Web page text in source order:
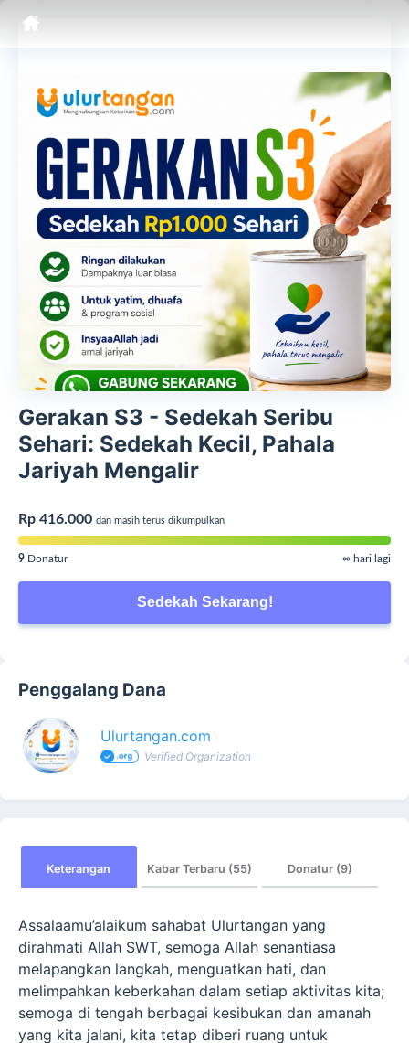
Gerakan S3 - Sedekah Seribu
Sehari: Sedekah Kecil, Pahala
Jariyah Mengalir
Rp 416.000 dan masih terus dikumpulkan
9 Donatur ∞ hari lagi
Sedekah Sekarang!
Penggalang Dana
Ulurtangan.com
Verified Organization
Keterangan Kabar Terbaru (55) Donatur (9)
Assalaamu’alaikum sahabat Ulurtangan yang
dirahmati Allah SWT, semoga Allah senantiasa
melapangkan langkah, menguatkan hati, dan
melimpahkan keberkahan dalam setiap aktivitas kita;
semoga di tengah berbagai kesibukan dan amanah
yang kita jalani, kita tetap diberi ruang untuk